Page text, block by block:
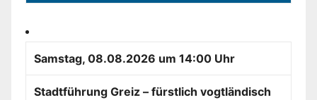
Samstag, 08.08.2026 um 14:00 Uhr
Stadtführung Greiz – fürstlich vogtländisch